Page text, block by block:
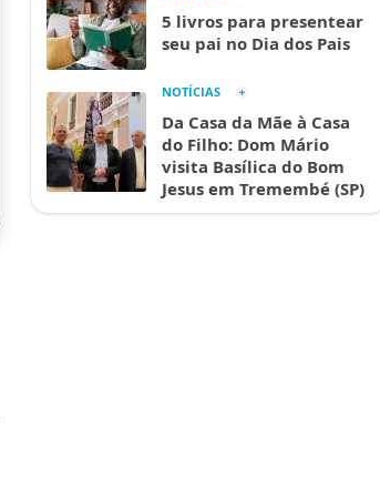
5 livros para presentear
seu pai no Dia dos Pais
NOTÍCIAS
Da Casa da Mãe à Casa
do Filho: Dom Mário
visita Basílica do Bom
Jesus em Tremembé (SP)